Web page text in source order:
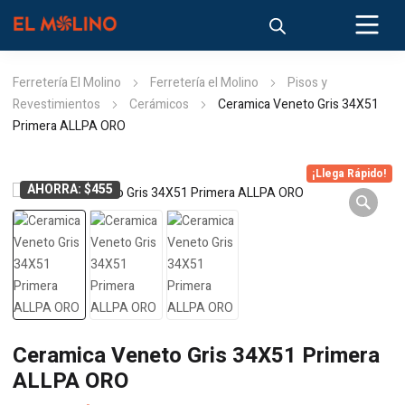
Ferretería El Molino Ferretería el Molino
Pisos y
Revestimientos
Cerámicos
Ceramica Veneto Gris 34X51
Primera ALLPA ORO
AHORRA: $455
¡Llega Rápido!
Ceramica Veneto Gris 34X51 Primera
ALLPA ORO